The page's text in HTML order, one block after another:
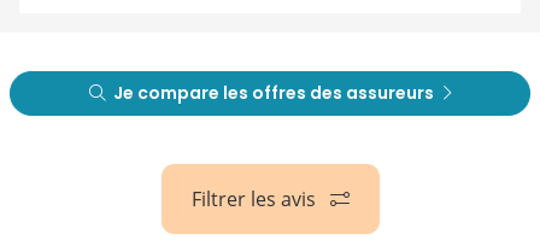
Je compare les offres des assureurs
Filtrer les avis